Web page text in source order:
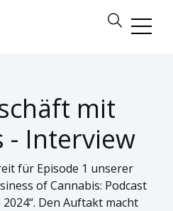
mit
- Interview
für Episode 1 unserer
of Cannabis: Podcast
Den Auftakt macht